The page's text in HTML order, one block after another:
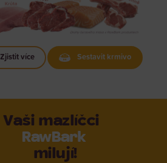
Zjistit více Sestavit krmivo
Vaši mazlíčci
RawBark
milují!